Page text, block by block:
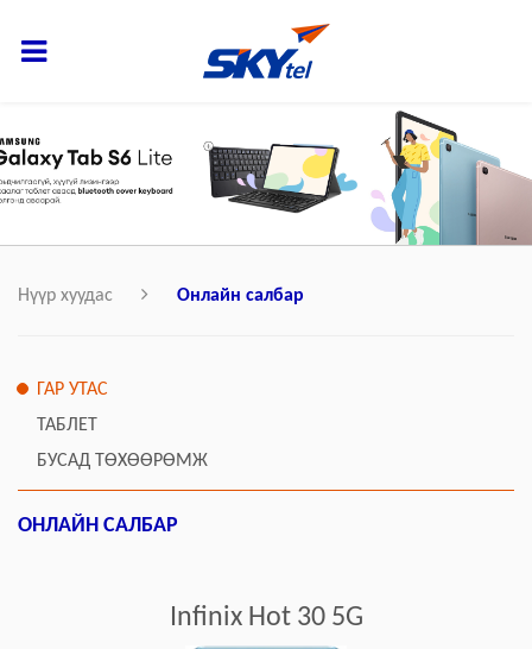
Нүүр хуудас Онлайн салбар
ГАР УТАС
ТАБЛЕТ
БУСАД ТӨХӨӨРӨМЖ
ОНЛАЙН САЛБАР
Infinix Hot 30 5G